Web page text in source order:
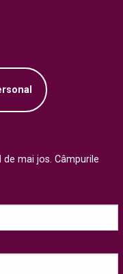
mai jos. Câmpurile